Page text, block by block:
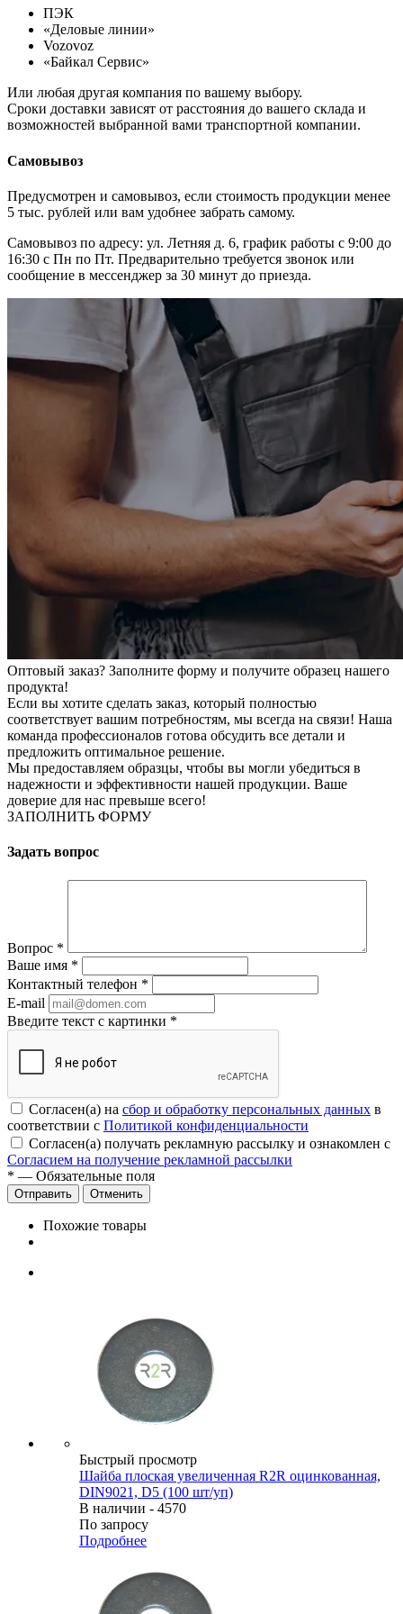
ПЭК
«Деловые линии»
Vozovoz
«Байкал Сервис»
Или любая другая компания по вашему выбору.
Сроки доставки зависят от расстояния до вашего склада и
возможностей выбранной вами транспортной компании.
Самовывоз
Предусмотрен и самовывоз, если стоимость продукции менее
5 тыс. рублей или вам удобнее забрать самому.
Самовывоз по адресу: ул. Летняя д. 6, график работы с 9:00 до
16:30 с Пн по Пт. Предварительно требуется звонок или
сообщение в мессенджер за 30 минут до приезда.
Оптовый заказ? Заполните форму и получите образец нашего
продукта!
Если вы хотите сделать заказ, который полностью
соответствует вашим потребностям, мы всегда на связи! Наша
команда профессионалов готова обсудить все детали и
предложить оптимальное решение.
Мы предоставляем образцы, чтобы вы могли убедиться в
надежности и эффективности нашей продукции. Ваше
доверие для нас превыше всего!
ЗАПОЛНИТЬ ФОРМУ
Задать вопрос
Вопрос *
Ваше имя *
Контактный телефон *
E-mail
Введите текст с картинки *
Согласен(а) на сбор и обработку персональных данных в
соответствии с Политикой конфиденциальности
Согласен(а) получать рекламную рассылку и ознакомлен с
Согласием на получение рекламной рассылки
* — Обязательные поля
Отменить
Похожие товары
Быстрый просмотр
Шайба плоская увеличенная R2R оцинкованная,
DIN9021, D5 (100 шт/уп)
В наличии - 4570
По запросу
Подробнее